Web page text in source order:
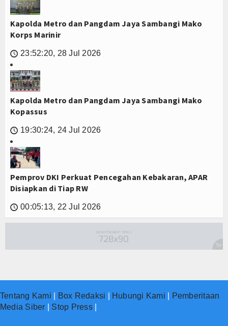
Kapolda Metro dan Pangdam Jaya Sambangi Mako
Korps Marinir
🕔 23:52:20, 28 Jul 2026
Kapolda Metro dan Pangdam Jaya Sambangi Mako
Kopassus
🕔 19:30:24, 24 Jul 2026
Pemprov DKI Perkuat Pencegahan Kebakaran, APAR
Disiapkan di Tiap RW
🕔 00:05:13, 22 Jul 2026
Tentang Kami Box Redaksi Hubungi Kami
Pemberitaan
Media Siber
Stop Press|